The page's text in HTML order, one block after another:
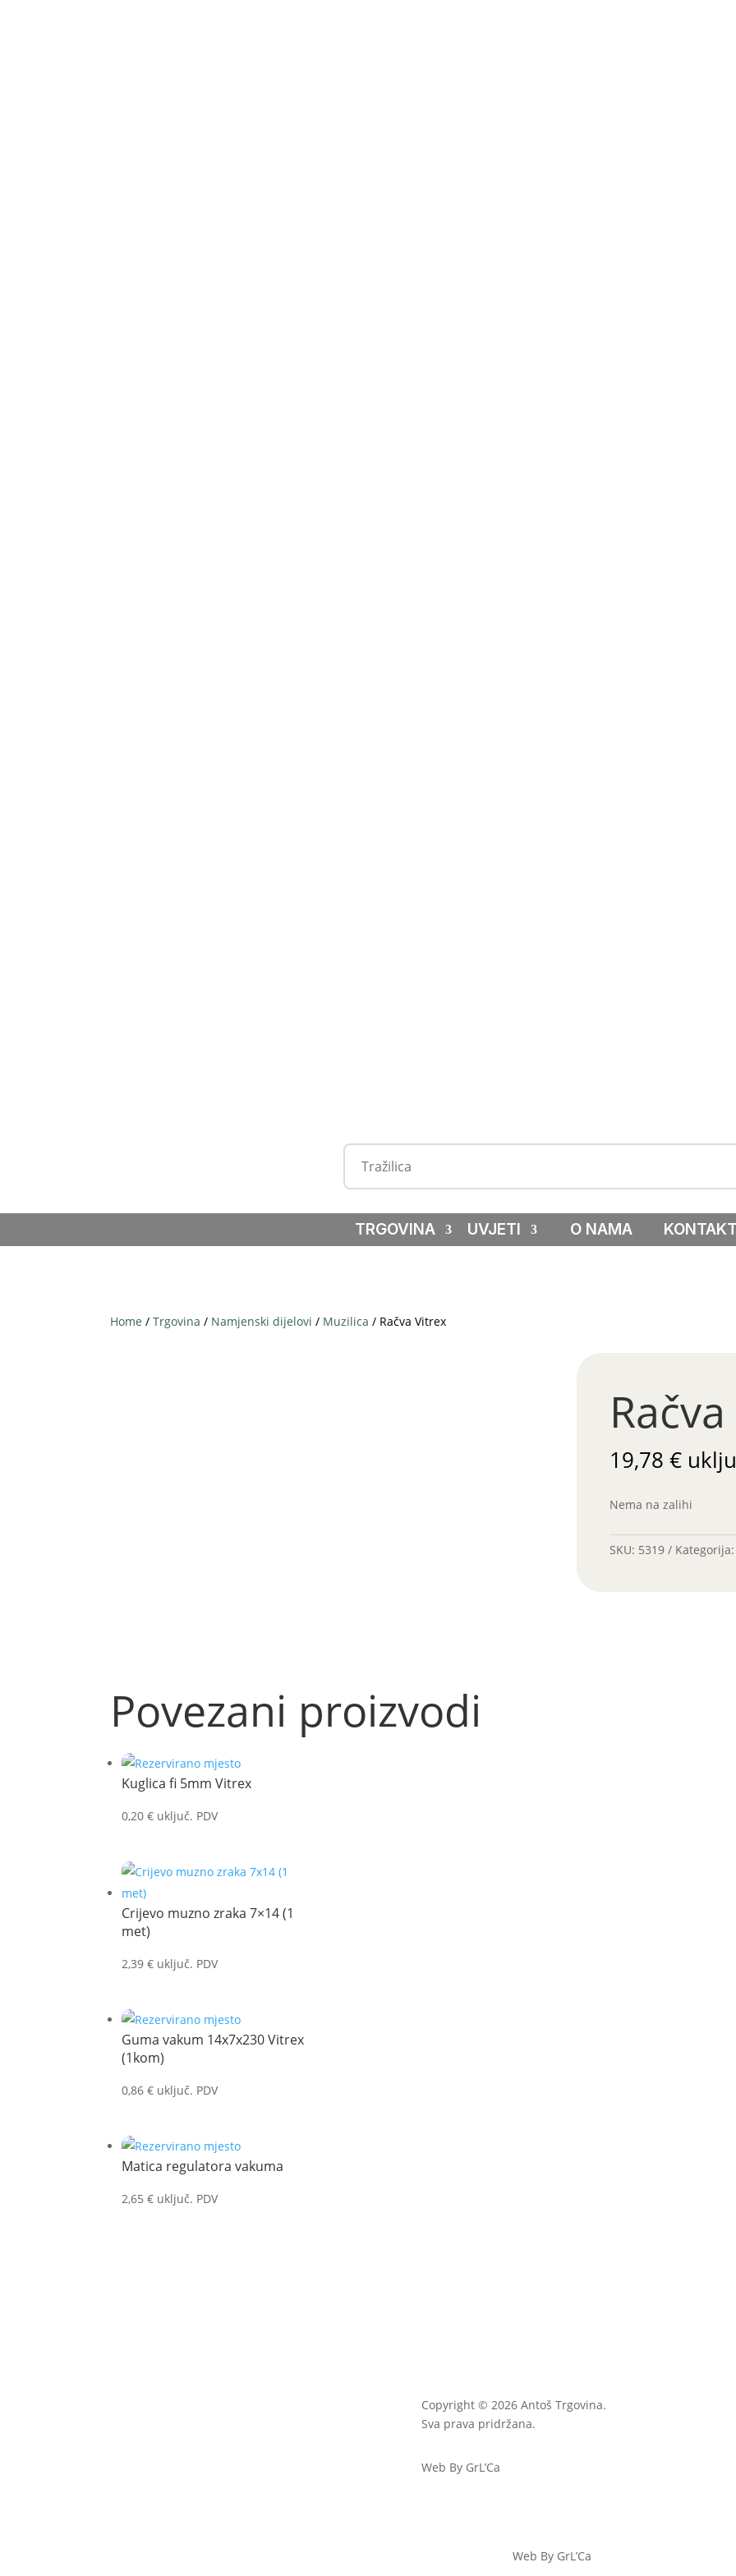
TRGOVINA UVJETI O NAMA KONTAKT
Home /Trgovina / Namjenski dijelovi / Muzilica / Račva Vitrex
19,78 €
Nema na zalihi
SKU: 5319 Kategorija:
Povezani proizvodi
Kuglica fi 5mm Vitrex
0,20€ uključ. PDV
Crijevo muzno zraka 7×14 (1
met)
2,39€ uključ. PDV
Guma vakum 14x7x230 Vitrex
(1kom)
0,86€ uključ. PDV
Matica regulatora vakuma
2,65€ uključ. PDV
Copyright © 2026 Antoš Trgovina.
Sva prava pridržana.
Web By GrL’Ca
Web By GrL’Ca